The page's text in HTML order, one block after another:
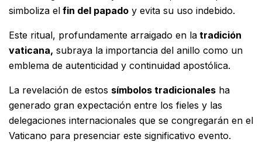
simboliza el fin del papado y evita su uso indebido.
Este ritual, profundamente arraigado en la tradición
vaticana, subraya la importancia del anillo como un
emblema de autenticidad y continuidad apostólica.
La revelación de estos símbolos tradicionales ha
generado gran expectación entre los fieles y las
delegaciones internacionales que se congregarán en el
Vaticano para presenciar este significativo evento.